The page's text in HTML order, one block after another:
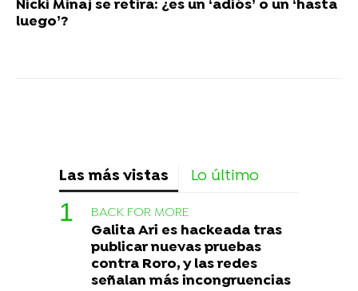
Nicki Minaj se retira: ¿es un ‘adiós’ o un ‘hasta
luego’?
Las más vistas Lo último
BACK FOR MORE
Galita Ari es hackeada tras
publicar nuevas pruebas
contra Roro, y las redes
señalan más incongruencias